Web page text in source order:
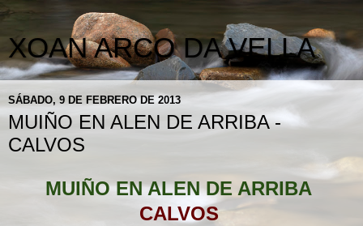
XOAN ARCO DA VELLA
SÁBADO, 9 DE FEBRERO DE 2013
MUIÑO EN ALEN DE ARRIBA -
CALVOS
MUIÑO EN ALEN DE ARRIBA
CALVOS